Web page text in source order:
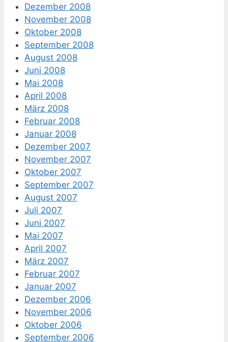
Dezember 2008
November 2008
Oktober 2008
September 2008
August 2008
Juni 2008
Mai 2008
April 2008
März 2008
Februar 2008
Januar 2008
Dezember 2007
November 2007
Oktober 2007
September 2007
August 2007
Juli 2007
Juni 2007
Mai 2007
April 2007
März 2007
Februar 2007
Januar 2007
Dezember 2006
November 2006
Oktober 2006
September 2006